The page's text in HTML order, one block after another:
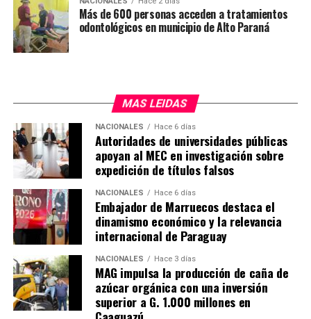
Ministerio trabajará en que gradualmente todos los
pacientes oncológicos de Caazapá puedan ser
trasladados para seguir su tratamiento en el nuevo
El nuevo hospital cuenta con 10 sillones para el
tratamiento de quimioterapia, que estarán operativas de
lunes a viernes, de 7 de la mañana a 7 de la tarde, para
atender a más de 50 pacientes por día.
El Hospital Día inaugurado en Caazapá en el número 15
que habilita el actual gobierno. En ese sentido, el
presidente de la República, Santiago Peña, destacó que
bajo su adminitración el presupuesto del Instituto
Nacional del Cáncer creció más de tres veces y que
actualmente se está haciendo una inversión en
infraestructura como nunca antes.
Más de 600 personas acceden a tratamientos
odontológicos en municipio de Alto Paraná
MAS LEIDAS
NACIONALES Hace 6 días
Autoridades de universidades públicas
apoyan al MEC en investigación sobre
expedición de títulos falsos
NACIONALES Hace 6 días
Embajador de Marruecos destaca el
dinamismo económico y la relevancia
internacional de Paraguay
NACIONALES Hace 3 días
MAG impulsa la producción de caña de
azúcar orgánica con una inversión
superior a G. 1.000 millones en